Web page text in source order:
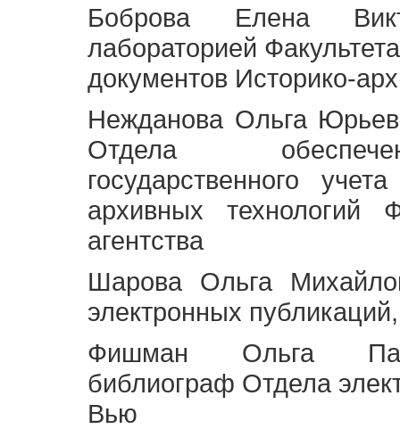
Боброва Елена
лабораторией
документов Историко-
Нежданова Ольга
Отдела
государственного
архивных технологий
агентства
Шарова Ольга
электронных
Фишман Ольга
библиограф Отдела
Вью